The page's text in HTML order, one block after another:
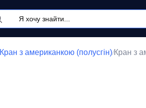
Кран з американкою (полусгін)/Кран з